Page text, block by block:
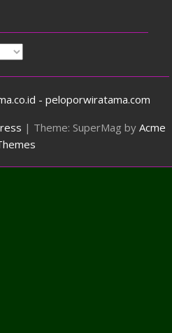
- peloporwiratama.com
| Theme: SuperMag by Acme